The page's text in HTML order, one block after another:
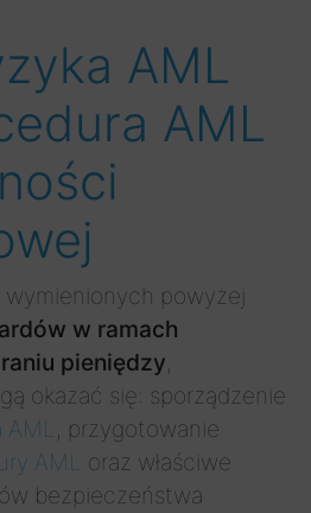
AML
AML
powyżej
w ramach
pieniędzy,
okazać się: sporządzenie
AML, przygotowanie
AML oraz właściwe
bezpieczeństwa